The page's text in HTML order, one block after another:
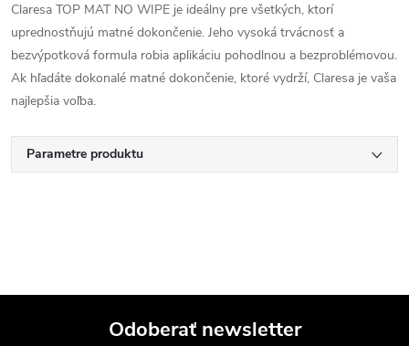
Claresa TOP MAT NO WIPE je ideálny pre všetkých, ktorí
uprednostňujú matné dokončenie. Jeho vysoká trvácnosť a
bezvýpotková formula robia aplikáciu pohodlnou a bezproblémovou.
Ak hľadáte dokonalé matné dokončenie, ktoré vydrží, Claresa je vaša
najlepšia voľba.
Parametre produktu
Odoberať newsletter